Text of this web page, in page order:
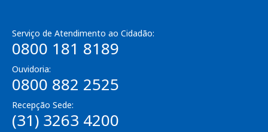
Serviço de Atendimento ao Cidadão:
0800 181 8189
Ouvidoria:
0800 882 2525
Recepção Sede:
(31) 3263 4200